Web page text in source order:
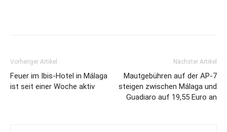
Vorheriger Artikel
Feuer im Ibis-Hotel in Málaga
ist seit einer Woche aktiv
Nächster Artikel
Mautgebühren auf der AP-7
steigen zwischen Málaga und
Guadiaro auf 19,55 Euro an